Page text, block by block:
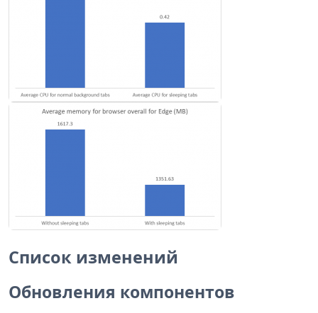
Список изменений
Обновления компонентов